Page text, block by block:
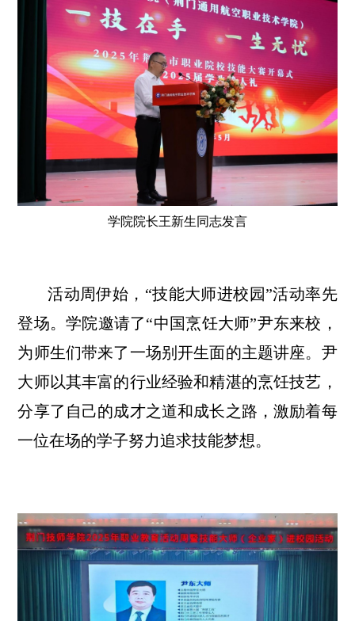
学院院长王新生同志发言
活动周伊始，“技能大师进校园”活动率先
登场。学院邀请了“中国烹饪大师”尹东来校，
为师生们带来了一场别开生面的主题讲座。尹
大师以其丰富的行业经验和精湛的烹饪技艺，
分享了自己的成才之道和成长之路，激励着每
一位在场的学子努力追求技能梦想。